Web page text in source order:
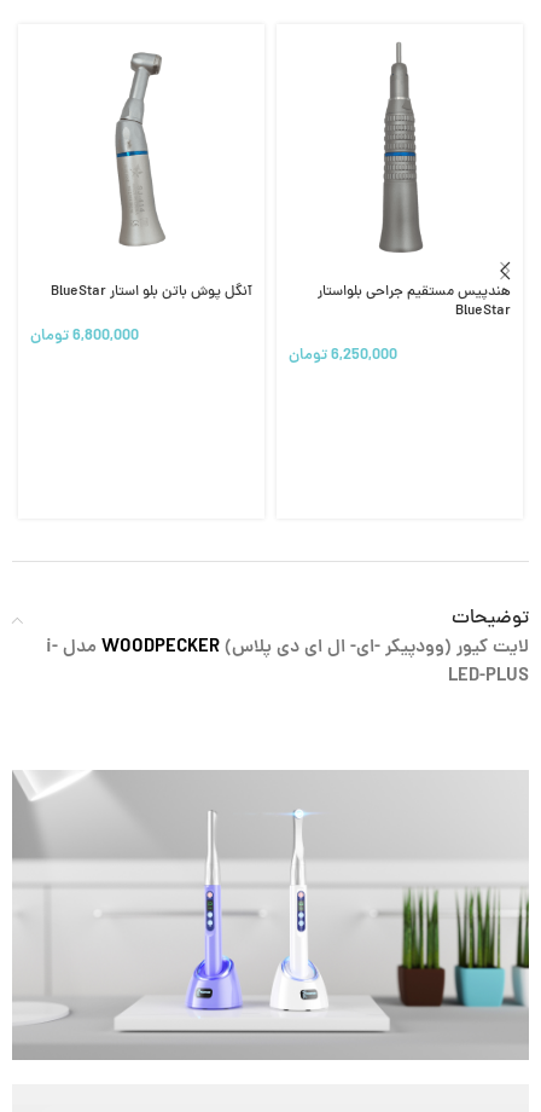
هندپیس مستقیم جراحی بلواستار
BlueStar
6,250,000تومان
آنگل پوش باتن بلو استار BlueStar
6,800,000تومان
توضیحات
لایت کیور (وودپیکر -ای- ال ای دی پلاس)WOODPECKER
مدل i-
LED-PLUS